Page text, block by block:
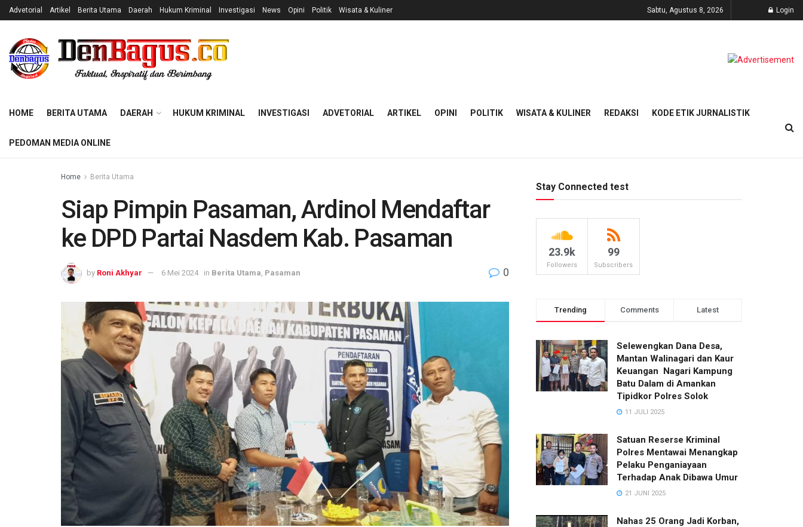
Advetorial Artikel Berita Utama Daerah Hukum Kriminal Investigasi News Opini Politik Wisata & Kuliner Sabtu, Agustus 8, 2026 Login
HOME BERITA UTAMA DAERAH HUKUM KRIMINAL INVESTIGASI ADVETORIAL ARTIKEL OPINI POLITIK WISATA & KULINER REDAKSI KODE ETIK JURNALISTIK
PEDOMAN MEDIA ONLINE
Home Berita Utama
Siap Pimpin Pasaman, Ardinol Mendaftar
ke DPD Partai Nasdem Kab. Pasaman
by Roni Akhyar 6 Mei 2024 in Berita Utama Pasaman 0
Stay Connected test
23.9k
Followers
99
Subscribers
Trending Comments Latest
Selewengkan Dana Desa,
Mantan Walinagari dan Kaur
Keuangan Nagari Kampung
Batu Dalam di Amankan
Tipidkor Polres Solok
11 JULI 2025
Satuan Reserse Kriminal
Polres Mentawai Menangkap
Pelaku Penganiayaan
Terhadap Anak Dibawa Umur
21 JUNI 2025
Nahas 25 Orang Jadi Korban,